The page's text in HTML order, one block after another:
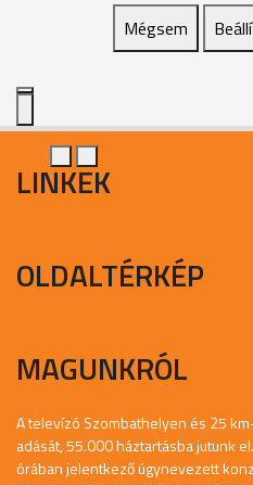
Mégsem
LINKEK
OLDALTÉRKÉP
MAGUNKRÓL
A televízó Szombathelyen és 25
adását, 55.000 háztartásba jutunk
órában jelentkező úgynevezett